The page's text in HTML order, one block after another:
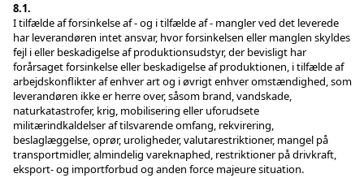
8.1.
I tilfælde af forsinkelse af - og i tilfælde af - mangler ved det leverede
har leverandøren intet ansvar, hvor forsinkelsen eller manglen skyldes
fejl i eller beskadigelse af produktionsudstyr, der bevisligt har
forårsaget forsinkelse eller beskadigelse af produktionen, i tilfælde af
arbejdskonflikter af enhver art og i øvrigt enhver omstændighed, som
leverandøren ikke er herre over, såsom brand, vandskade,
naturkatastrofer, krig, mobilisering eller uforudsete
militærindkaldelser af tilsvarende omfang, rekvirering,
beslaglæggelse, oprør, uroligheder, valutarestriktioner, mangel på
transportmidler, almindelig vareknaphed, restriktioner på drivkraft,
eksport- og importforbud og anden force majeure situation.